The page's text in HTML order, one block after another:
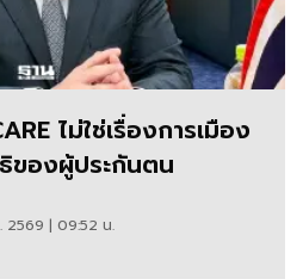
ไม่ใช่เรื่องการเมือง
ของผู้ประกันตน
2569 | 09:52 น.